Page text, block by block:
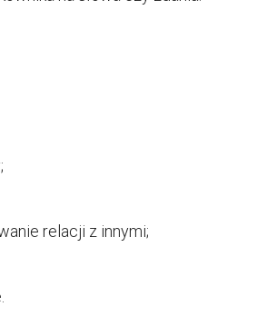
relacji z innymi;